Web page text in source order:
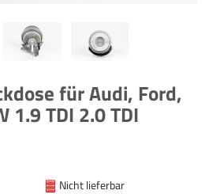
für Audi, Ford,
1.9 TDI 2.0 TDI
Nicht lieferbar